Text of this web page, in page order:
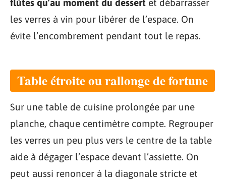
flûtes qu’au moment du dessert et débarrasser
les verres à vin pour libérer de l’espace. On
évite l’encombrement pendant tout le repas.
Table étroite ou rallonge de fortune
Sur une table de cuisine prolongée par une
planche, chaque centimètre compte. Regrouper
les verres un peu plus vers le centre de la table
aide à dégager l’espace devant l’assiette. On
peut aussi renoncer à la diagonale stricte et